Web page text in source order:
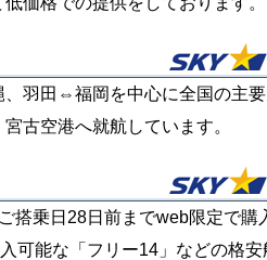
羽田⇔福岡を中心に全国の主要
古空港へ就航しています。
搭乗日28日前までweb限定で購
可能な「フリー14」などの格